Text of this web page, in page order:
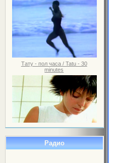
Тату - пол часа / Tatu - 30
minutes
Радио